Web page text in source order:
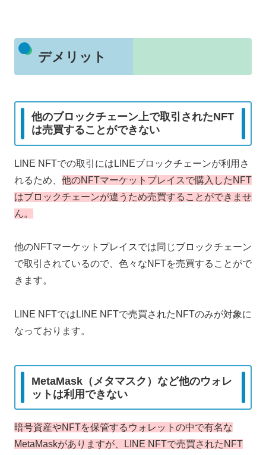
デメリット
他のブロックチェーン上で取引されたNFT
は売買することができない
LINE NFTでの取引にはLINEブロックチェーンが利用さ
れるため、 他のNFTマーケットプレイスで購入したNFT
はブロックチェーンが違うため売買することができませ
ん。
他のNFTマーケットプレイスでは同じブロックチェーン
で取引されているので、色々なNFTを売買することがで
きます。
LINE NFTではLINE NFTで売買されたNFTのみが対象に
なっております。
MetaMask（メタマスク）など他のウォレ
ットは利用できない
暗号資産やNFTを保管するウォレットの中で有名な
MetaMaskがありますが、LINE NFTで売買されたNFT